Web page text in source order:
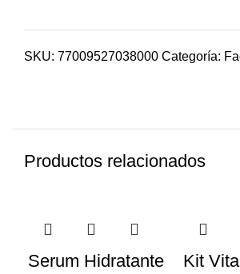
SKU: 77009527038000 Categoría:
Productos relacionados
Serum Hidratante
Kit